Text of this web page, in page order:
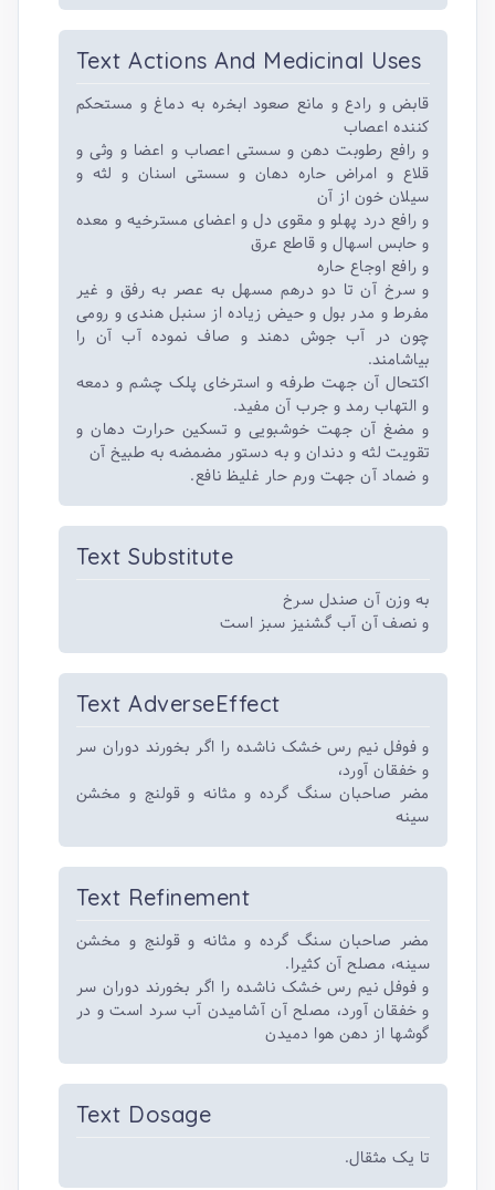
Text Actions And Medicinal Uses
قابض و رادع و مانع صعود ابخره به دماغ و مستحکم
کننده اعصاب
و رافع رطوبت دهن و سستی اعصاب و اعضا و وثی و
قلاع و امراض حاره دهان و سستی اسنان و لثه و
سیلان خون از آن
و رافع درد پهلو و مقوی دل و اعضای مسترخیه و معده
و حابس اسهال و قاطع عرق
و رافع اوجاع حاره
و سرخ آن تا دو درهم مسهل به عصر به رفق و غیر
مفرط و مدر بول و حیض زیاده از سنبل هندی و رومی
چون در آب جوش دهند و صاف نموده آب آن را
بیاشامند.
اکتحال آن جهت طرفه و استرخای پلک چشم و دمعه
و التهاب رمد و جرب آن مفید.
و مضغ آن جهت خوشبویی و تسکین حرارت دهان و
تقویت لثه و دندان و به دستور مضمضه به طبیخ آن
و ضماد آن جهت ورم حار غلیظ نافع.
Text Substitute
به وزن آن صندل سرخ
و نصف آن آب گشنیز سبز است
Text AdverseEffect
و فوفل نیم رس خشک ناشده را اگر بخورند دوران سر
و خفقان آورد،
مضر صاحبان سنگ گرده و مثانه و قولنج و مخشن
سینه
Text Refinement
مضر صاحبان سنگ گرده و مثانه و قولنج و مخشن
سینه، مصلح آن کثیرا.
و فوفل نیم رس خشک ناشده را اگر بخورند دوران سر
و خفقان آورد، مصلح آن آشامیدن آب سرد است و در
گوشها از دهن هوا دمیدن
Text Dosage
تا یک مثقال.